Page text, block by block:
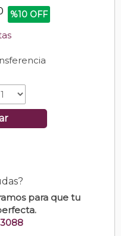
%10 OFF
para que tu
3088